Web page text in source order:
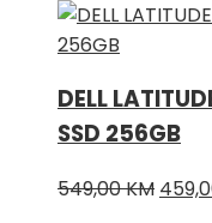
DELL
SSD 256GB
549,00KM